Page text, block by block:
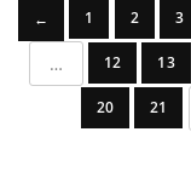
← 1 2 3
… 12 13
20 21